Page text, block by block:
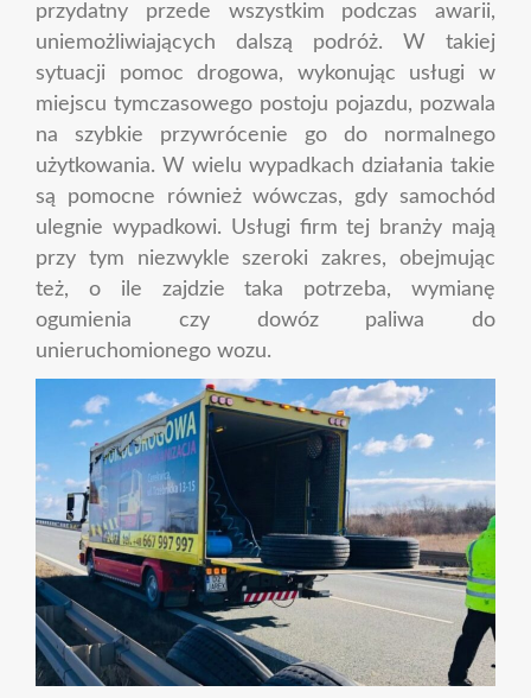
przydatny przede wszystkim podczas awarii,
uniemożliwiających dalszą podróż. W takiej
sytuacji pomoc drogowa, wykonując usługi w
miejscu tymczasowego postoju pojazdu, pozwala
na szybkie przywrócenie go do normalnego
użytkowania. W wielu wypadkach działania takie
są pomocne również wówczas, gdy samochód
ulegnie wypadkowi. Usługi firm tej branży mają
przy tym niezwykle szeroki zakres, obejmując
też, o ile zajdzie taka potrzeba, wymianę
ogumienia czy dowóz paliwa do
unieruchomionego wozu.